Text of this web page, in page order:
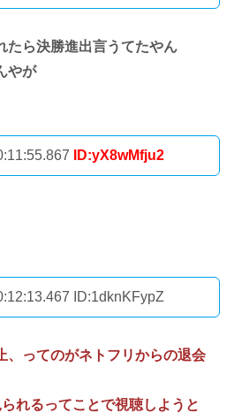
たら決勝進出言うてたやん
やが
ID:yX8wMfju2
ID:1dknKFypZ
、ってのがネトフリからの退会
れるってことで視聴しようと